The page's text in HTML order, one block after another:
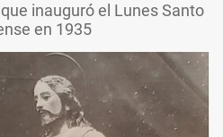
inauguró el Lunes Santo
en 1935